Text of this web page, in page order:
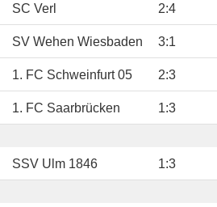
SC Verl 2:4
SV Wehen Wiesbaden 3:1
1. FC Schweinfurt 05 2:3
1. FC Saarbrücken 1:3
SSV Ulm 1846 1:3